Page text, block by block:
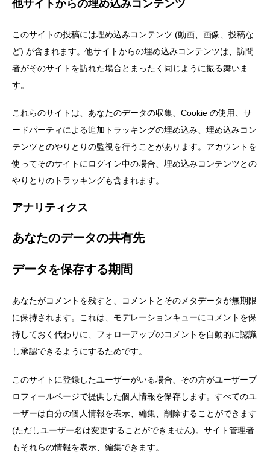
他サイトからの埋め込みコンテンツ
このサイトの投稿には埋め込みコンテンツ (動画、画像、投稿な
ど) が含まれます。他サイトからの埋め込みコンテンツは、訪問
者がそのサイトを訪れた場合とまったく同じように振る舞いま
す。
これらのサイトは、あなたのデータの収集、Cookie の使用、サ
ードパーティによる追加トラッキングの埋め込み、埋め込みコン
テンツとのやりとりの監視を行うことがあります。アカウントを
使ってそのサイトにログイン中の場合、埋め込みコンテンツとの
やりとりのトラッキングも含まれます。
アナリティクス
あなたのデータの共有先
データを保存する期間
あなたがコメントを残すと、コメントとそのメタデータが無期限
に保持されます。これは、モデレーションキューにコメントを保
持しておく代わりに、フォローアップのコメントを自動的に認識
し承認できるようにするためです。
このサイトに登録したユーザーがいる場合、その方がユーザープ
ロフィールページで提供した個人情報を保存します。すべてのユ
ーザーは自分の個人情報を表示、編集、削除することができます
(ただしユーザー名は変更することができません)。サイト管理者
もそれらの情報を表示、編集できます。